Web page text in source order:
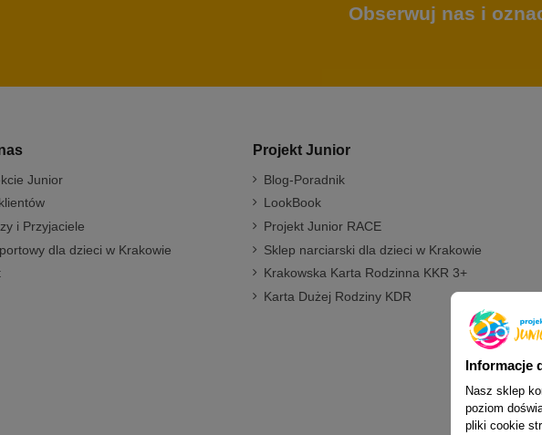
Obserwuj nas i
Junior
i Przyjaciele
dla dzieci w Krakowie
Projekt Junior
Blog-Poradnik
LookBook
Projekt Junior RACE
Sklep narciarski dla dzieci w Krakowie
Krakowska Karta Rodzinna KKR 3+
Karta Dużej Rodziny KDR
Informacje
Nasz sklep
poziom
pliki cookie